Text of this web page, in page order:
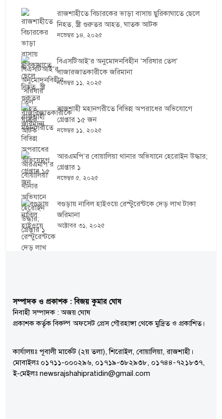
রাজশাহীতে বিচারকের ভাড়া বাসায় ছুরিকাঘাতে ছেলে
নিহত, স্ত্রী গুরুতর আহত, ঘাতক আটক
নভেম্বর ১৪, ২০২৫
বিএসটিআই’র অনুমোদনবিহীন ‘সরিষার তেল’
বাজারজাতকারীকে জরিমানা
নভেম্বর ১১, ২০২৫
রাজশাহী মহানগরীতে বিভিন্ন অপরাধের অভিযোগে
গ্রেপ্তার ১৫ জন
নভেম্বর ১১, ২০২৫
আরএমপি’র বোয়ালিয়া থানার অভিযানে হেরোইন উদ্ধার;
গ্রেপ্তার ১
নভেম্বর ৫, ২০২৫
বগুড়ায় নাবিল হাইওয়ে রেস্টুরেন্টকে দেড় লাখ টাকা
জরিমানা
অক্টোবর ৩১, ২০২৫
সম্পাদক ও প্রকাশক : বিজয় কুমার ঘোষ
নিবাহী সম্পাদক : অজয় ঘোষ
প্রকাশক কর্তৃক বিকল্প অফসেট প্রেস গৌরহাঙ্গা থেকে মুদ্রিত ও প্রকাশিত।
কার্যালয়ঃ পূবালী মার্কেট (২য় তলা), শিরোইল, বোয়ালিয়া, রাজশাহী।
মোবাইলঃ ০১৭১১-০০০২৯৬, ০১৭১৯-৩৮২৯৩৮, ০১৭৪৪-৭২১৮৩৭,
ই-মেইলঃ newsrajshahipratidin@gmail.com